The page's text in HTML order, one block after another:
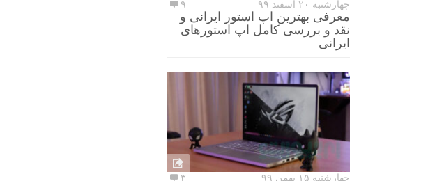
چهارشنبه ۲۰ اسفند ۹۹ ۹
معرفی بهترین اپ استور ایرانی و
نقد و بررسی کامل اپ استورهای
ایرانی
چهارشنبه ۱۵ بهمن ۹۹ ۳